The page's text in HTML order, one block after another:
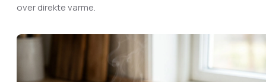
over direkte varme.